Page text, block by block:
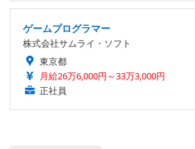
ゲームプログラマー
株式会社サムライ・ソフト
東京都
月給26万6,000円～33万3,000円
正社員